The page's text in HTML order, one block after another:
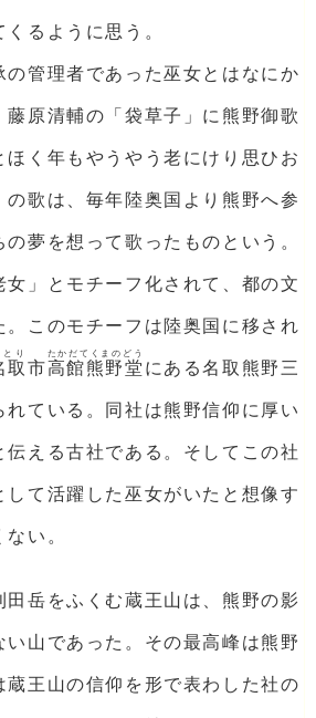
るように思う。
の管理者であった巫女とはなにか
藤原清輔の「袋草子」に熊野御歌
ほく年もやうやう老にけり思ひお
の歌は、毎年陸奥国より熊野へ参
夢を想って歌ったものという。
女」とモチーフ化されて、都の文
。このモチーフは陸奥国に移され
取
り
市高館熊野堂
たかだてくまのどう
にある名取熊野三
れている。同社は熊野信仰に厚い
伝える古社である。そしてこの社
して活躍した巫女がいたと想像す
い。
岳をふくむ蔵王山は、熊野の影
い山であった。その最高峰は熊野
蔵王山の信仰を形で表わした社の